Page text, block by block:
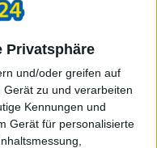
Privatsphäre
und/oder greifen auf
zu und verarbeiten
Kennungen und
Gerät für personalisierte